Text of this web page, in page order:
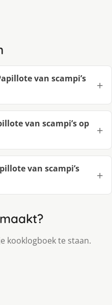
van scampi’s
van scampi’s op
van scampi’s
kooklogboek te staan.